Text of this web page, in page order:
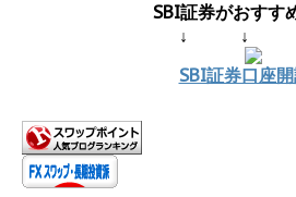
SBI証券がおすす
↓ ↓
SBI証券口座